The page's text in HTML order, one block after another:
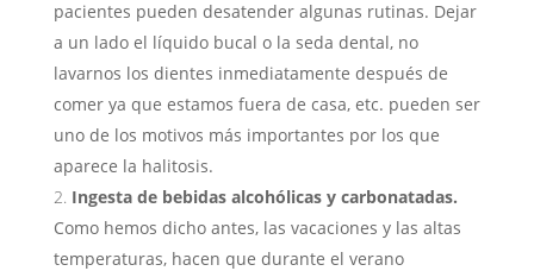
pacientes pueden desatender algunas rutinas. Dejar
a un lado el líquido bucal o la seda dental, no
lavarnos los dientes inmediatamente después de
comer ya que estamos fuera de casa, etc. pueden ser
uno de los motivos más importantes por los que
aparece la halitosis.
Ingesta de bebidas alcohólicas y carbonatadas.
Como hemos dicho antes, las vacaciones y las altas
temperaturas, hacen que durante el verano